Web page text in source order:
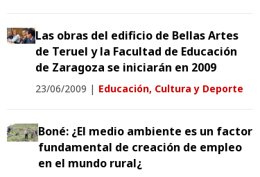
Las obras del edificio de Bellas Artes
de Teruel y la Facultad de Educación
de Zaragoza se iniciarán en 2009
23/06/2009 | Educación, Cultura y Deporte
Boné: ¿El medio ambiente es un factor
fundamental de creación de empleo
en el mundo rural¿